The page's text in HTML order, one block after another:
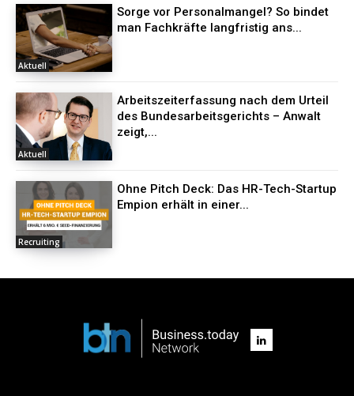
Aktuell
Sorge vor Personalmangel? So bindet
man Fachkräfte langfristig ans...
Aktuell
Arbeitszeiterfassung nach dem Urteil
des Bundesarbeitsgerichts – Anwalt
zeigt,...
Recruiting
Ohne Pitch Deck: Das HR-Tech-Startup
Empion erhält in einer...